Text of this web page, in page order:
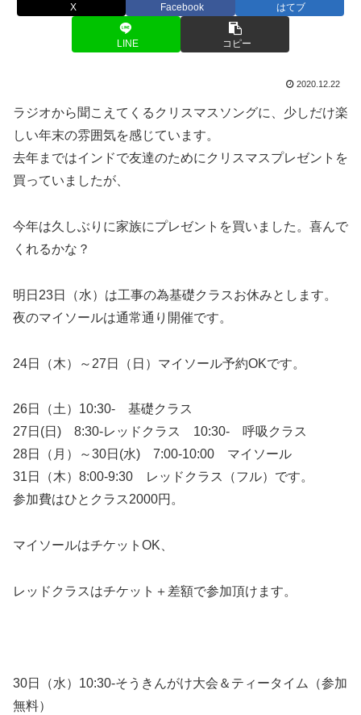
X Facebook はてブ
LINE コピー
2020.12.22
ラジオから聞こえてくるクリスマスソングに、少しだけ楽
しい年末の雰囲気を感じています。
去年まではインドで友達のためにクリスマスプレゼントを
買っていましたが、
今年は久しぶりに家族にプレゼントを買いました。喜んで
くれるかな？
明日23日（水）は工事の為基礎クラスお休みとします。
夜のマイソールは通常通り開催です。
24日（木）～27日（日）マイソール予約OKです。
26日（土）10:30- 基礎クラス
27日(日) 8:30-レッドクラス 10:30- 呼吸クラス
28日（月）～30日(水) 7:00-10:00 マイソール
31日（木）8:00-9:30 レッドクラス（フル）です。
参加費はひとクラス2000円。
マイソールはチケットOK、
レッドクラスはチケット＋差額で参加頂けます。
30日（水）10:30-そうきんがけ大会＆ティータイム（参加
無料）